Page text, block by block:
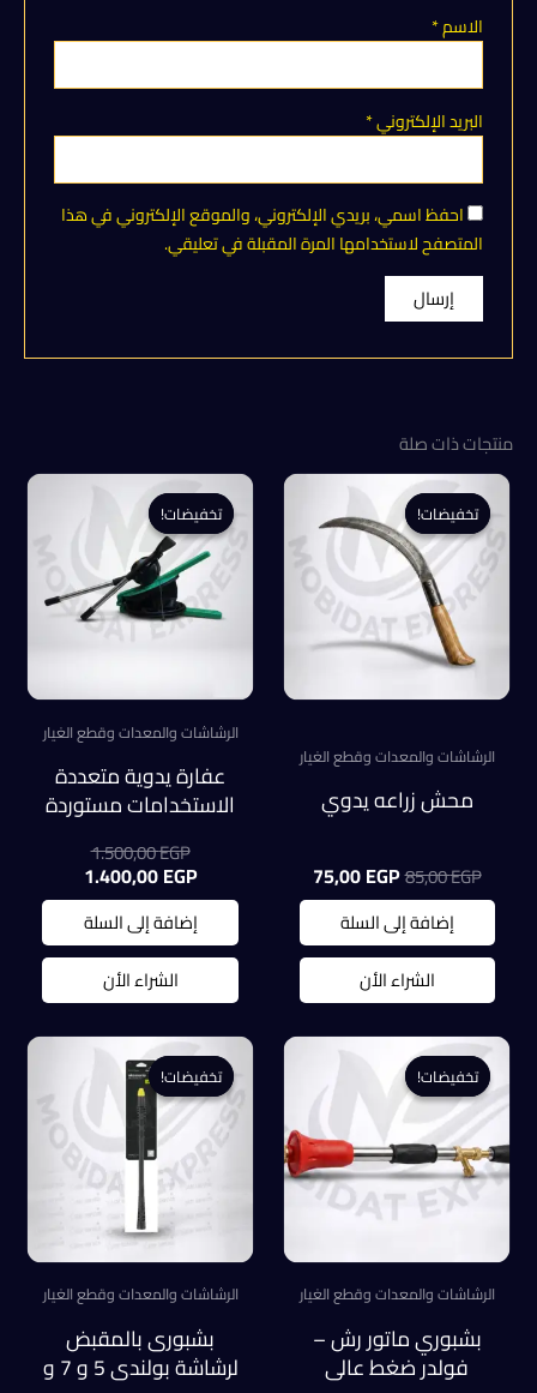
الاسم*
البريد الإلكتروني*
احفظ اسمي، بريدي الإلكتروني، والموقع الإلكتروني في هذا
المتصفح لاستخدامها المرة المقبلة في تعليقي.
منتجات ذات صلة
تخفيضات!
تخفيضات!
الرشاشات والمعدات وقطع الغيار
محش زراعه يدوي
85,00EGP السعر
الأصلي
هو:
85,00 EGP.
75,00EGP
الحالي
75,00 EGP.
إضافة إلى السلة
الشراء الأن
تخفيضات!
تخفيضات!
الرشاشات والمعدات وقطع الغيار
عفارة يدوية متعددة
الاستخدامات مستوردة
1.500,00EGP السعر
الأصلي
هو:
1.500,00 EGP.
1.400,00EGP
الحالي
هو:
1.400,00 EGP.
إضافة إلى السلة
الشراء الأن
تخفيضات!
تخفيضات!
الرشاشات والمعدات وقطع الغيار
بشبوري ماتور رش –
فولدر ضغط عالي
تخفيضات!
تخفيضات!
الرشاشات والمعدات وقطع الغيار
بشبورى بالمقبض
لرشاشة بولندي 5 و 7 و